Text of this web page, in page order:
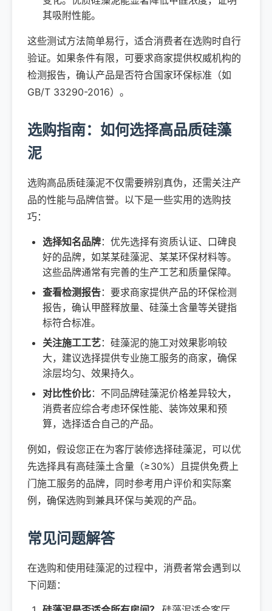
其吸附性能。
这些测试方法简单易行，适合消费者在选购时自行
验证。如果条件有限，可要求商家提供权威机构的
检测报告，确认产品是否符合国家环保标准（如
GB/T 33290-2016）。
选购指南：如何选择高品质硅藻
泥
选购高品质硅藻泥不仅需要辨别真伪，还需关注产
品的性能与品牌信誉。以下是一些实用的选购技
巧：
选择知名品牌：优先选择有资质认证、口碑良
好的品牌，如某某硅藻泥、某某环保材料等。
这些品牌通常有完善的生产工艺和质量保障。
查看检测报告：要求商家提供产品的环保检测
报告，确认甲醛释放量、硅藻土含量等关键指
标符合标准。
关注施工工艺：硅藻泥的施工对效果影响较
大，建议选择提供专业施工服务的商家，确保
涂层均匀、效果持久。
对比性价比：不同品牌硅藻泥价格差异较大，
消费者应综合考虑环保性能、装饰效果和预
算，选择适合自己的产品。
例如，假设您正在为客厅装修选择硅藻泥，可以优
先选择具有高硅藻土含量（≥30%）且提供免费上
门施工服务的品牌，同时参考用户评价和实际案
例，确保选购到兼具环保与美观的产品。
常见问题解答
在选购和使用硅藻泥的过程中，消费者常会遇到以
下问题：